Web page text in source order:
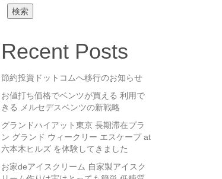
検索
Recent Posts
節約投資ドットコムへ移行のお知らせ
お値打ち価格でベンツが買える 利用で
きる メルセデスベンツの新戦略
グランドハイアット東京 長期滞在プラ
ン グランド ウィークリー エスケープ at
六本木ヒルズ を体験してきました
お家deアイスクリーム 自家製アイスク